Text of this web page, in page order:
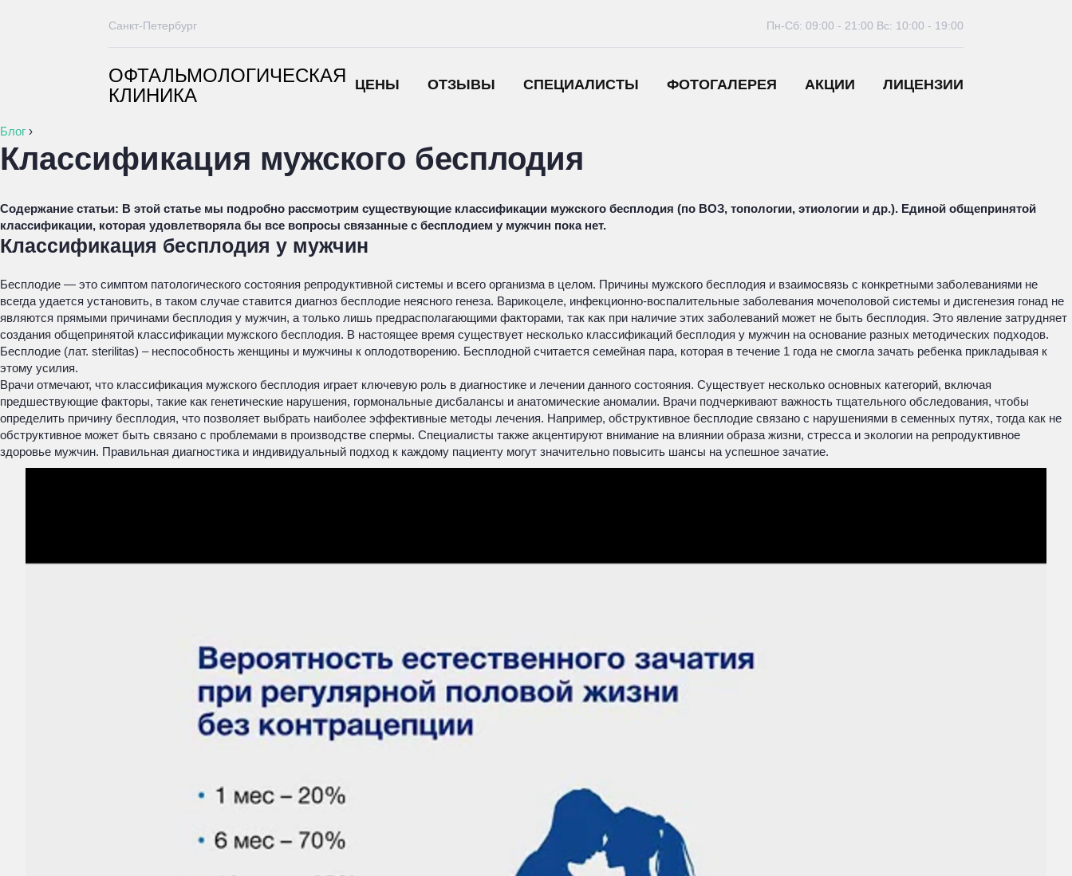
ОФТАЛЬМОЛОГИЧЕСКАЯ
КЛИНИКА
ЦЕНЫ ОТЗЫВЫ СПЕЦИАЛИСТЫ ФОТОГАЛЕРЕЯ АКЦИИ ЛИЦЕНЗИИ
Санкт-Петербург Пн-Сб: 09:00 - 21:00 Вс: 10:00 - 19:00
Блог ›
Классификация мужского бесплодия
Содержание статьи: В этой статье мы подробно рассмотрим существующие классификации мужского бесплодия (по ВОЗ, топологии, этиологии и др.). Единой общепринятой
классификации, которая удовлетворяла бы все вопросы связанные с бесплодием у мужчин пока нет.
Классификация бесплодия у мужчин
Бесплодие — это симптом па­тологического состояния репродуктивной системы и всего организма в целом. Причины мужского бесплодия и взаимосвязь с конкретными заболеваниями не
всегда удается установить, в таком случае ставится диагноз бесплодие неясного генеза. Варикоцеле, инфекционно-воспалительные заболевания мочеполовой системы и дисгенезия гонад не
являются прямыми причинами бесплодия у мужчин, а только лишь предрасполагающими факторами, так как при наличие этих заболеваний может не быть бесплодия. Это явление затрудняет
создания общепринятой классификации мужского бесплодия. В настоящее время существует несколько классификаций бесплодия у мужчин на основание разных методических подходов.
Бесплодие (лат. sterilitas) – неспособность женщины и мужчины к оплодотворению. Бесплодной считается семейная пара, которая в течение 1 года не смогла зачать ребенка прикладывая к
этому усилия.
Врачи отмечают, что классификация мужского бесплодия играет ключевую роль в диагностике и лечении данного состояния. Существует несколько основных категорий, включая
предшествующие факторы, такие как генетические нарушения, гормональные дисбалансы и анатомические аномалии. Врачи подчеркивают важность тщательного обследования, чтобы
определить причину бесплодия, что позволяет выбрать наиболее эффективные методы лечения. Например, обструктивное бесплодие связано с нарушениями в семенных путях, тогда как не
обструктивное может быть связано с проблемами в производстве спермы. Специалисты также акцентируют внимание на влиянии образа жизни, стресса и экологии на репродуктивное
здоровье мужчин. Правильная диагностика и индивидуальный подход к каждому пациенту могут значительно повысить шансы на успешное зачатие.